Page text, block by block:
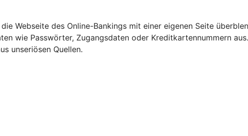
Webseite des Online-Bankings mit einer eigenen Seite
wie Passwörter, Zugangsdaten oder Kreditkartennummern
unseriösen Quellen.